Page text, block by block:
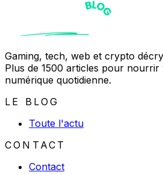
Gaming, tech, web et crypto
Plus de 1500 articles pour
numérique quotidienne.
LE BLOG
Toute l'actu
CONTACT
Contact